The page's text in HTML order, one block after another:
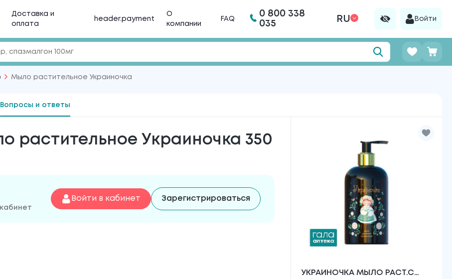
Доставка и
оплата
header.payment
О
компании
FAQ
0 800 338
035
RU Войти
Мыло растительное Украиночка
Вопросы и ответы
растительное Украиночка 350
Войти в кабинет Зарегистрироваться
УКРАИНОЧКА МЫЛО РАСТ.С